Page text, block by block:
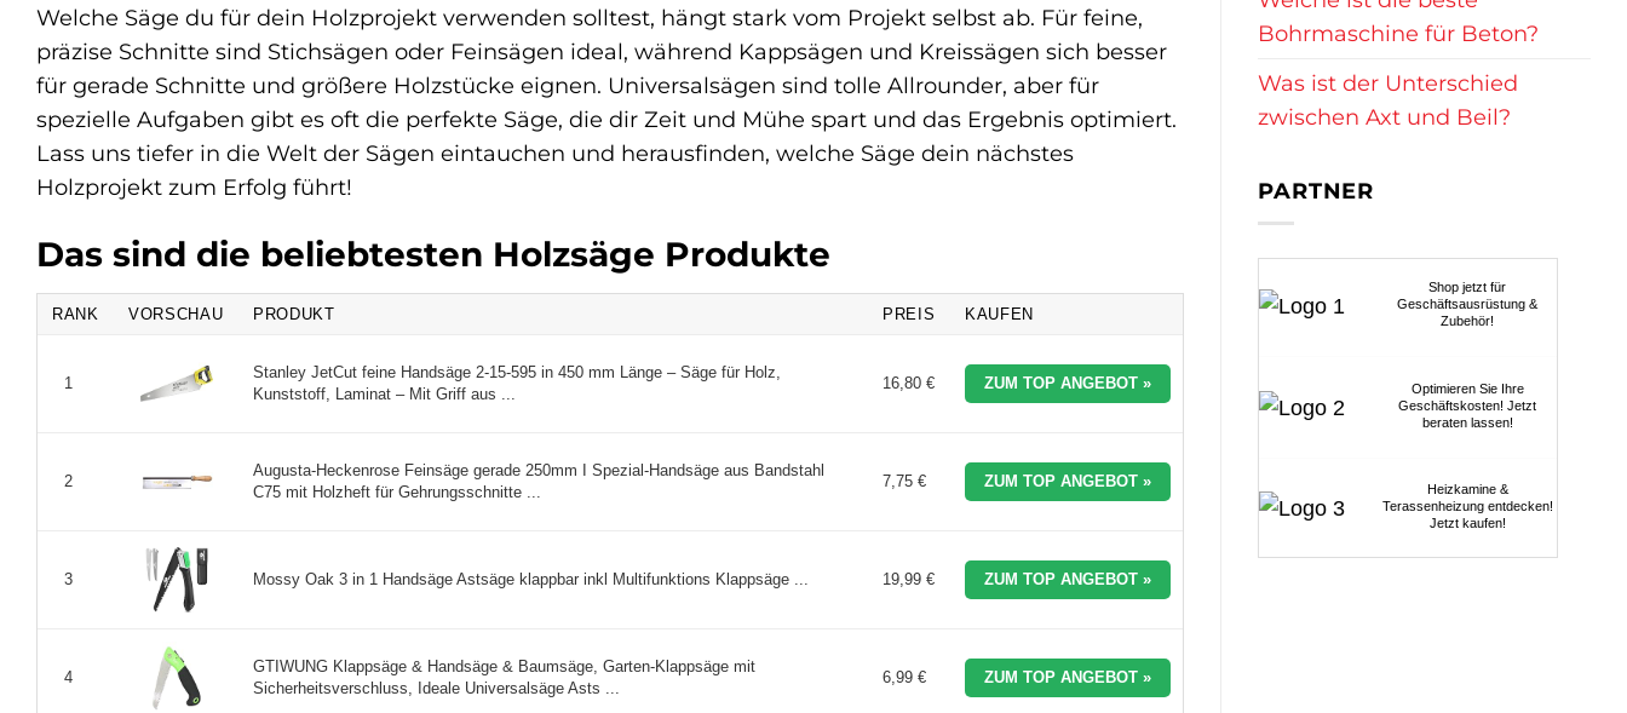
Welche Säge du für dein Holzprojekt verwenden solltest, hängt stark vom Projekt selbst ab. Für feine,
präzise Schnitte sind Stichsägen oder Feinsägen ideal, während Kappsägen und Kreissägen sich besser
für gerade Schnitte und größere Holzstücke eignen. Universalsägen sind tolle Allrounder, aber für
spezielle Aufgaben gibt es oft die perfekte Säge, die dir Zeit und Mühe spart und das Ergebnis optimiert.
Lass uns tiefer in die Welt der Sägen eintauchen und herausfinden, welche Säge dein nächstes
Holzprojekt zum Erfolg führt!
Das sind die beliebtesten Holzsäge Produkte
RANK VORSCHAU PRODUKT PREIS KAUFEN
1
Stanley JetCut feine Handsäge 2-15-595 in 450 mm Länge – Säge für Holz,
Kunststoff, Laminat – Mit Griff aus ...
16,80 € ZUM TOP ANGEBOT »
2
Augusta-Heckenrose Feinsäge gerade 250mm I Spezial-Handsäge aus Bandstahl
C75 mit Holzheft für Gehrungsschnitte ...
7,75 € ZUM TOP ANGEBOT »
3 Mossy Oak 3 in 1 Handsäge Astsäge klappbar inkl Multifunktions Klappsäge ... 19,99 € ZUM TOP ANGEBOT »
4
GTIWUNG Klappsäge & Handsäge & Baumsäge, Garten-Klappsäge mit
Sicherheitsverschluss, Ideale Universalsäge Asts ...
6,99 € ZUM TOP ANGEBOT »
Bohrmaschine für Beton?
Was ist der Unterschied
zwischen Axt und Beil?
PARTNER
Shop jetzt für
Geschäftsausrüstung &
Zubehör!
Optimieren Sie Ihre
Geschäftskosten! Jetzt
beraten lassen!
Heizkamine &
Terassenheizung entdecken!
Jetzt kaufen!